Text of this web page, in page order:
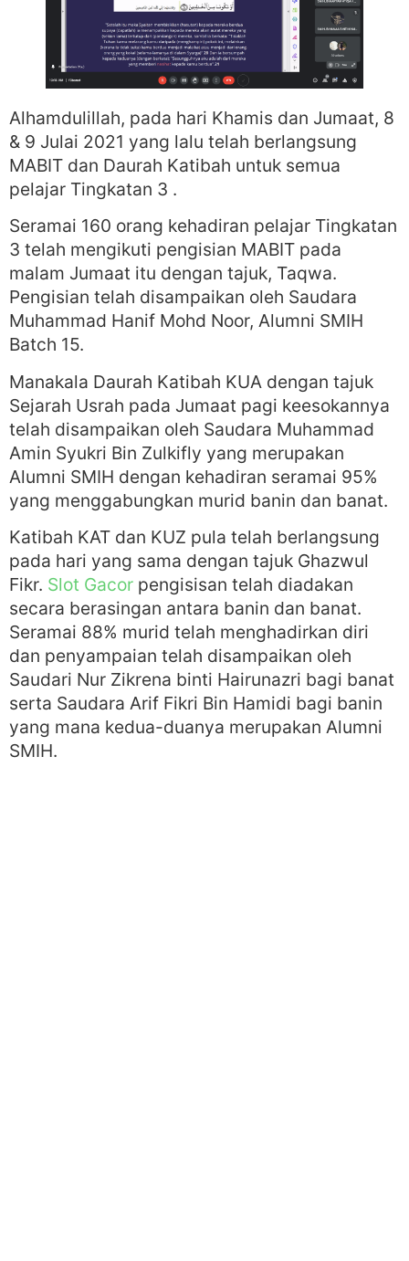
Alhamdulillah, pada hari Khamis dan Jumaat, 8
& 9 Julai 2021 yang lalu telah berlangsung
MABIT dan Daurah Katibah untuk semua
pelajar Tingkatan 3 .
Seramai 160 orang kehadiran pelajar Tingkatan
3 telah mengikuti pengisian MABIT pada
malam Jumaat itu dengan tajuk, Taqwa.
Pengisian telah disampaikan oleh Saudara
Muhammad Hanif Mohd Noor, Alumni SMIH
Batch 15.
Manakala Daurah Katibah KUA dengan tajuk
Sejarah Usrah pada Jumaat pagi keesokannya
telah disampaikan oleh Saudara Muhammad
Amin Syukri Bin Zulkifly yang merupakan
Alumni SMIH dengan kehadiran seramai 95%
yang menggabungkan murid banin dan banat.
Katibah KAT dan KUZ pula telah berlangsung
pada hari yang sama dengan tajuk Ghazwul
Fikr. Slot Gacor pengisisan telah diadakan
secara berasingan antara banin dan banat.
Seramai 88% murid telah menghadirkan diri
dan penyampaian telah disampaikan oleh
Saudari Nur Zikrena binti Hairunazri bagi banat
serta Saudara Arif Fikri Bin Hamidi bagi banin
yang mana kedua-duanya merupakan Alumni
SMIH.